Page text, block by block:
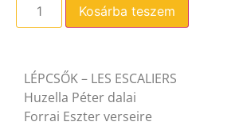
Kosárba teszem
LÉPCSŐK – LES ESCALIERS
Huzella Péter dalai
Forrai Eszter verseire